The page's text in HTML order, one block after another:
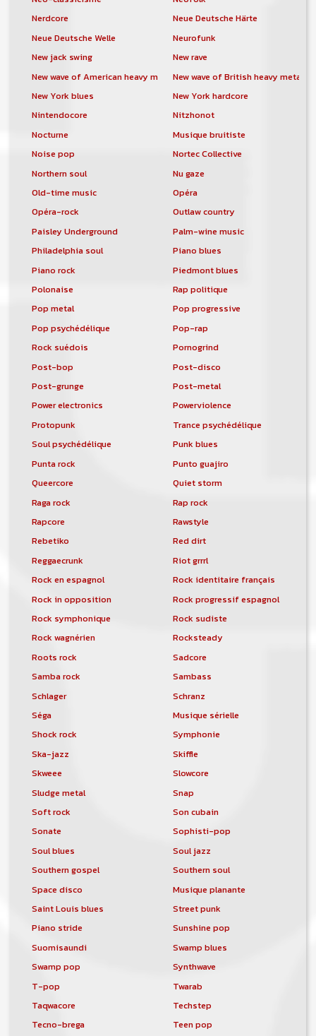
Nerdcore
Neue Deutsche Härte
Neue Deutsche Welle
Neurofunk
New jack swing
New rave
New wave of American heavy metalNew wave of British heavy metal
New York blues
New York hardcore
Nintendocore
Nitzhonot
Nocturne
Musique bruitiste
Noise pop
Nortec Collective
Northern soul
Nu gaze
Old-time music
Opéra
Opéra-rock
Outlaw country
Paisley Underground
Palm-wine music
Philadelphia soul
Piano blues
Piano rock
Piedmont blues
Polonaise
Rap politique
Pop metal
Pop progressive
Pop psychédélique
Pop-rap
Rock suédois
Pornogrind
Post-bop
Post-disco
Post-grunge
Post-metal
Power electronics
Powerviolence
Protopunk
Trance psychédélique
Soul psychédélique
Punk blues
Punta rock
Punto guajiro
Queercore
Quiet storm
Raga rock
Rap rock
Rapcore
Rawstyle
Rebetiko
Red dirt
Reggaecrunk
Riot grrrl
Rock en espagnol
Rock identitaire français
Rock in opposition
Rock progressif espagnol
Rock symphonique
Rock sudiste
Rock wagnérien
Rocksteady
Roots rock
Sadcore
Samba rock
Sambass
Schlager
Schranz
Séga
Musique sérielle
Shock rock
Symphonie
Ska-jazz
Skiffle
Skweee
Slowcore
Sludge metal
Snap
Soft rock
Son cubain
Sonate
Sophisti-pop
Soul blues
Soul jazz
Southern gospel
Southern soul
Space disco
Musique planante
Saint Louis blues
Street punk
Piano stride
Sunshine pop
Suomisaundi
Swamp blues
Swamp pop
Synthwave
T-pop
Twarab
Taqwacore
Techstep
Tecno-brega
Teen pop